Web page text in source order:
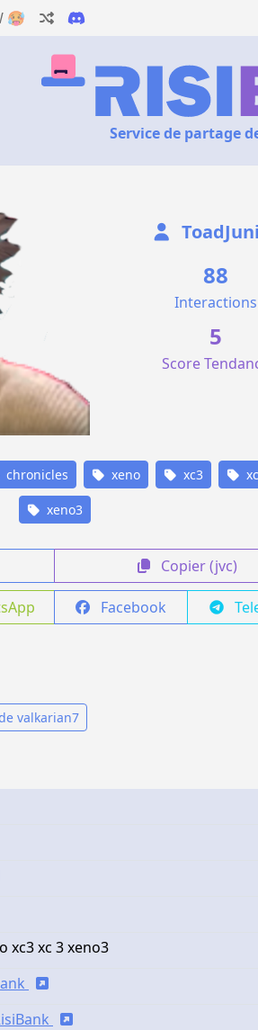
🥵
Service de partage
88
Interactions
5
Score
chronicles xeno xc3 xc
xeno3
Copier (jvc)
Facebook
valkarian7
xc3 xc 3 xeno3